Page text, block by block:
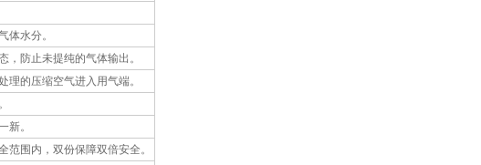
体水分。
， 防止未提纯的气体输出 。
理的压缩空气进入用气端。
。
新。
范围内，双份保障双倍安全。